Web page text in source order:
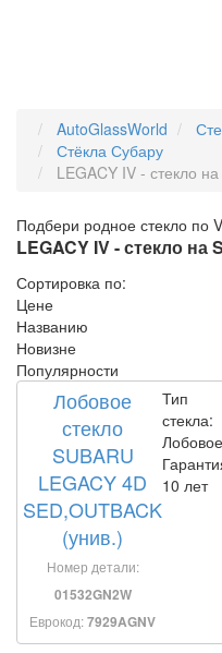
AutoGlassWorld
Стёкла Субару
LEGACY IV - стекло
Подбери родное стекло по
LEGACY IV - стекло на
Сортировка по:
Цене
Названию
Новизне
Популярности
Лобовое
стекло
SUBARU
LEGACY 4D
SED,OUTBACK
(унив.)
Номер детали:
01532GN2W
Еврокод:7929AGNV
Тип
стекла:
Лобовое
10 лет